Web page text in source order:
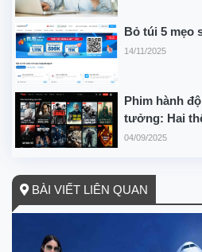
Bỏ túi 5 mẹo
14/11/2025
Phim hành
tưởng: Hai
04/09/2025
BÀI VIẾT LIÊN QUAN